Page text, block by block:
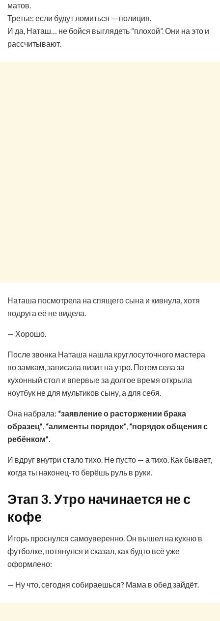
матов.
Третье: если будут ломиться — полиция.
И да, Наташ… не бойся выглядеть “плохой”. Они на это и
рассчитывают.
Наташа посмотрела на спящего сына и кивнула, хотя
подруга её не видела.
— Хорошо.
После звонка Наташа нашла круглосуточного мастера
по замкам, записала визит на утро. Потом села за
кухонный стол и впервые за долгое время открыла
ноутбук не для мультиков сыну, а для себя.
Она набрала: “заявление о расторжении брака
образец”, “алименты порядок”, “порядок общения с
ребёнком”.
И вдруг внутри стало тихо. Не пусто — а тихо. Как бывает,
когда ты наконец-то берёшь руль в руки.
Этап 3. Утро начинается не с
кофе
Игорь проснулся самоуверенно. Он вышел на кухню в
футболке, потянулся и сказал, как будто всё уже
оформлено:
— Ну что, сегодня собираешься? Мама в обед зайдёт.